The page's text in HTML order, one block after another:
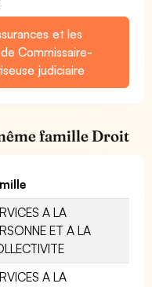
et les
Commissaire-
judiciaire
famille Droit
A LA
ET A LA
A LA